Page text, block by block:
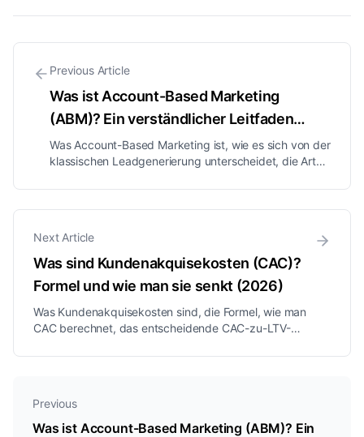
Previous Article
Was ist Account-Based Marketing
(ABM)? Ein verständlicher Leitfaden
(2026)
Was Account-Based Marketing ist, wie es sich von der
klassischen Leadgenerierung unterscheidet, die Arten
Strategie umsetzt, einfach erklärt.
Next Article
Was sind Kundenakquisekosten (CAC)?
Formel und wie man sie senkt (2026)
Was Kundenakquisekosten sind, die Formel, wie man
CAC berechnet, das entscheidende CAC-zu-LTV-
Kundengewinnung zu senken.
Previous
Was ist Account-Based Marketing (ABM)? Ein